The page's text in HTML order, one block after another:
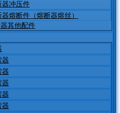
器冲压件
熔断件（熔断器熔丝）
其他配件
器
器
器
器
器